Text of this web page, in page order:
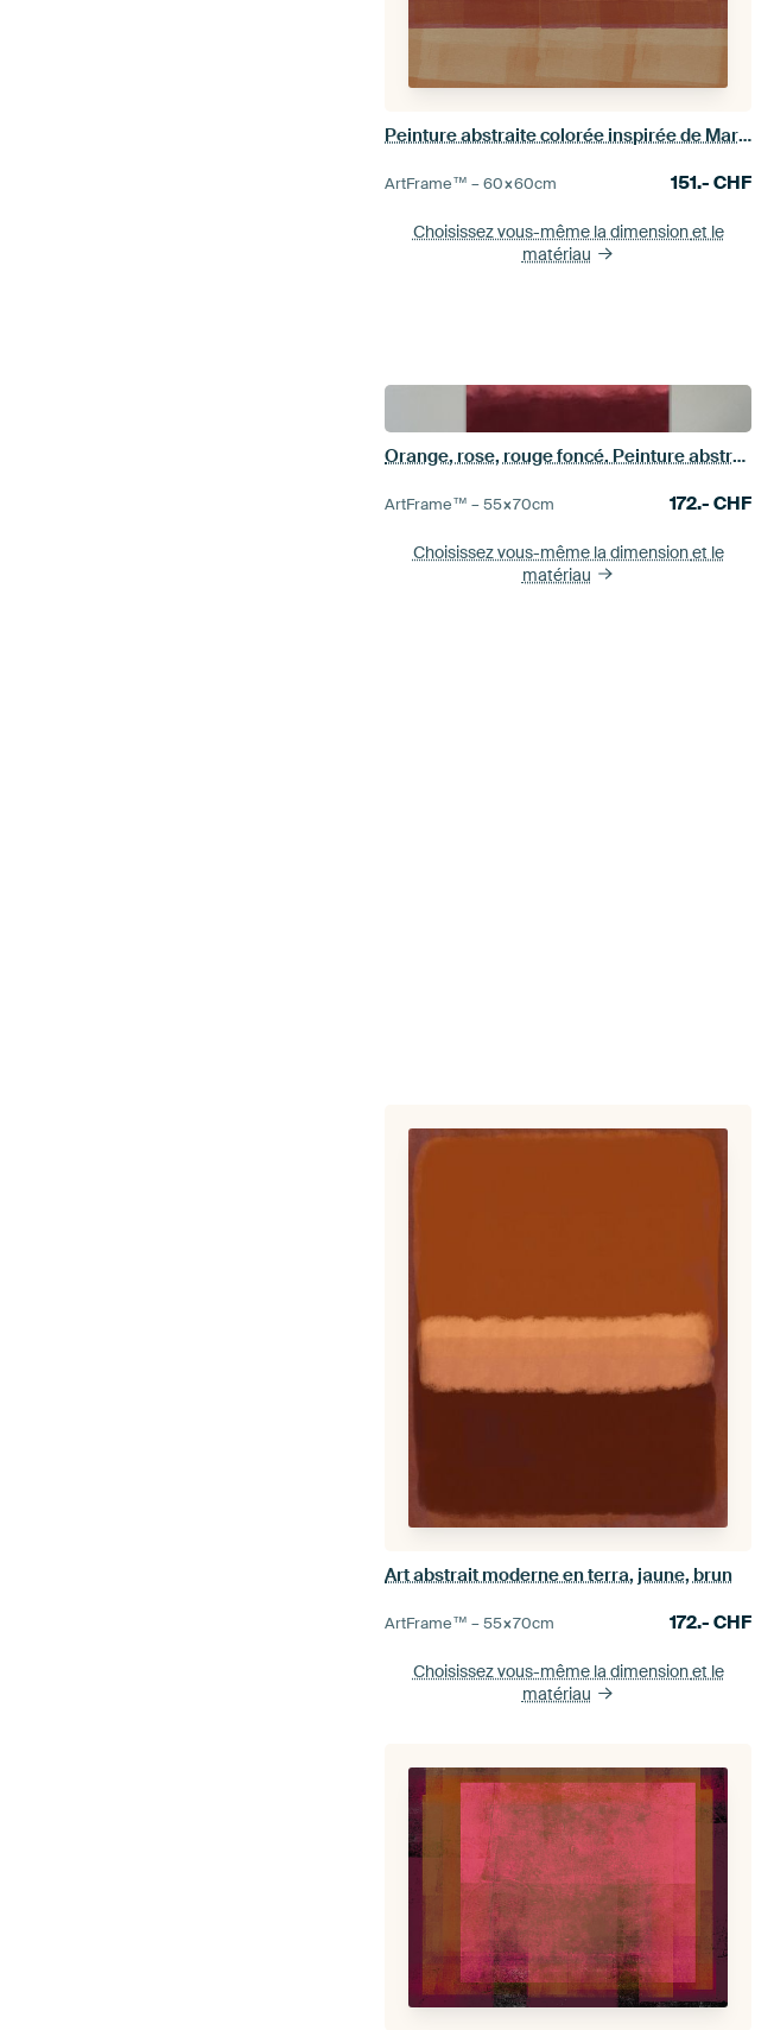
Peinture abstraite colorée inspirée de Mark Rothko.
ArtFrame™ –60×60cm 151.-CHF
Choisissez vous-même la dimensionet le
matériau
Orange, rose, rouge foncé. Peinture abstraite aux couleurs néon.
ArtFrame™ –55×70cm 172.-CHF
Choisissez vous-même la dimensionet le
matériau
Art abstrait moderne en terra, jaune, brun
ArtFrame™ –55×70cm 172.-CHF
Choisissez vous-même la dimensionet le
matériau